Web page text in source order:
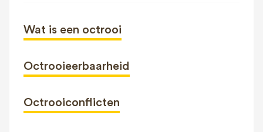
Wat is een octrooi
Octrooieerbaarheid
Octrooiconflicten